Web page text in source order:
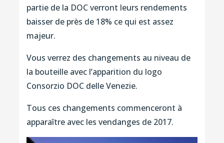
partie de la DOC verront leurs rendements
baisser de près de 18% ce qui est assez
majeur.
Vous verrez des changements au niveau de
la bouteille avec l’apparition du logo
Consorzio DOC delle Venezie.
Tous ces changements commenceront à
apparaître avec les vendanges de 2017.